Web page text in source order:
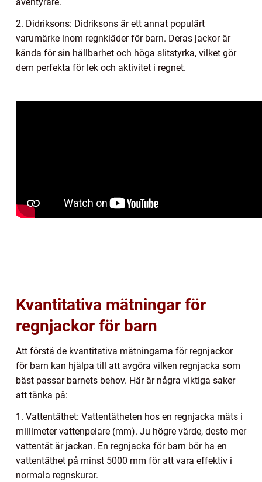
2. Didriksons: Didriksons är ett annat populärt
varumärke inom regnkläder för barn. Deras jackor är
kända för sin hållbarhet och höga slitstyrka, vilket gör
dem perfekta för lek och aktivitet i regnet.
Kvantitativa mätningar för
regnjackor för barn
Att förstå de kvantitativa mätningarna för regnjackor
för barn kan hjälpa till att avgöra vilken regnjacka som
bäst passar barnets behov. Här är några viktiga saker
att tänka på:
1. Vattentäthet: Vattentätheten hos en regnjacka mäts i
millimeter vattenpelare (mm). Ju högre värde, desto mer
vattentät är jackan. En regnjacka för barn bör ha en
vattentäthet på minst 5000 mm för att vara effektiv i
normala regnskurar.